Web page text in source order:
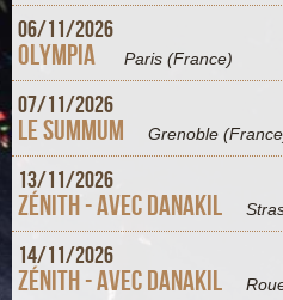
06/11/2026
Olympia Paris (France)
07/11/2026
Le Summum Grenoble
13/11/2026
Zénith - AVEC DANAKIL
14/11/2026
Zénith - AVEC DANAKIL